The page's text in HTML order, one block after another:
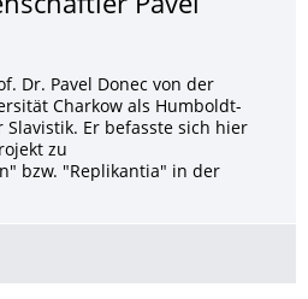
Pavel
Dr. Pavel Donec von der
Charkow als Humboldt-
Er befasste sich hier
zu
bzw. "Replikantia" in der